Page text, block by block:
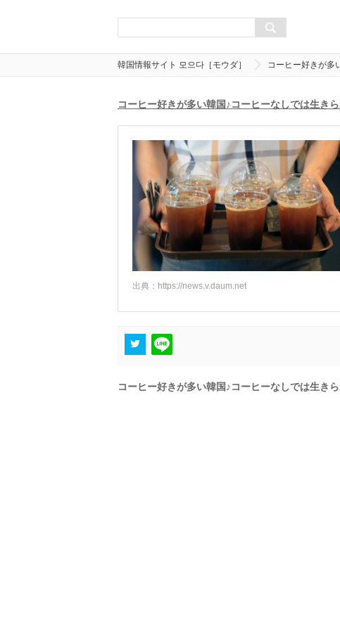
韓国情報サイト 모으다［モウダ］ コーヒー好きが多
コーヒー好きが多い韓国♪コーヒーなしでは生き
出典： https://news.v.daum.net
コーヒー好きが多い韓国♪コーヒーなしでは生き